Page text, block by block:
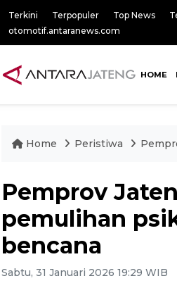
Terkini Terpopuler Top News
otomotif.antaranews.com
HOME
Home Peristiwa
Pemprov
pemulihan
bencana
Sabtu, 31 Januari 2026 19:29 WIB